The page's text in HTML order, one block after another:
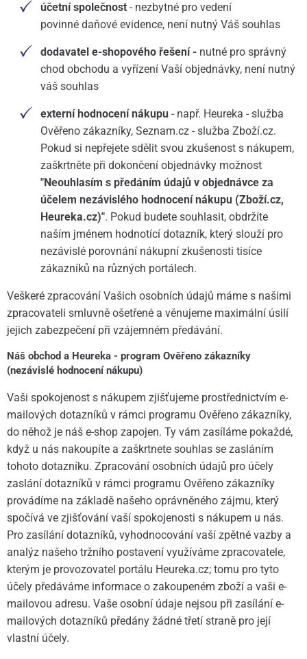
účetní společnost- nezbytné pro vedení
povinné daňové evidence, není nutný Váš souhlas
dodavatel e-shopového řešení - nutné pro správný
chod obchodu a vyřízení Vaší objednávky, není nutný
váš souhlas
externí hodnocení nákupu- např. Heureka - služba
Ověřeno zákazníky, Seznam.cz - služba Zboží.cz.
Pokud si nepřejete sdělit svou zkušenost s nákupem,
zaškrtněte při dokončení objednávky možnost
"Neouhlasím s předáním údajů v objednávce za
účelem nezávislého hodnocení nákupu (Zboží.cz,
Heureka.cz)". Pokud budete souhlasit, obdržíte
naším jménem hodnotící dotazník, který slouží pro
nezávislé porovnání nákupní zkušenosti tisíce
zákazníků na různých portálech.
Veškeré zpracování Vašich osobních údajů máme s našimi
zpracovateli smluvně ošetřené a věnujeme maximální úsilí
jejich zabezpečení při vzájemném předávání.
Náš obchod a Heureka - program Ověřeno zákazníky
(nezávislé hodnocení nákupu)
Vaši spokojenost s nákupem zjišťujeme prostřednictvím e-
mailových dotazníků v rámci programu Ověřeno zákazníky,
do něhož je náš e-shop zapojen. Ty vám zasíláme pokaždé,
když u nás nakoupíte a zaškrtnete souhlas se zasláním
tohoto dotazníku. Zpracování osobních údajů pro účely
zaslání dotazníků v rámci programu Ověřeno zákazníky
provádíme na základě našeho oprávněného zájmu, který
spočívá ve zjišťování vaší spokojenosti s nákupem u nás.
Pro zasílání dotazníků, vyhodnocování vaší zpětné vazby a
analýz našeho tržního postavení využíváme zpracovatele,
kterým je provozovatel portálu Heureka.cz; tomu pro tyto
účely předáváme informace o zakoupeném zboží a vaši e-
mailovou adresu. Vaše osobní údaje nejsou při zasílání e-
mailových dotazníků předány žádné třetí straně pro její
vlastní účely.